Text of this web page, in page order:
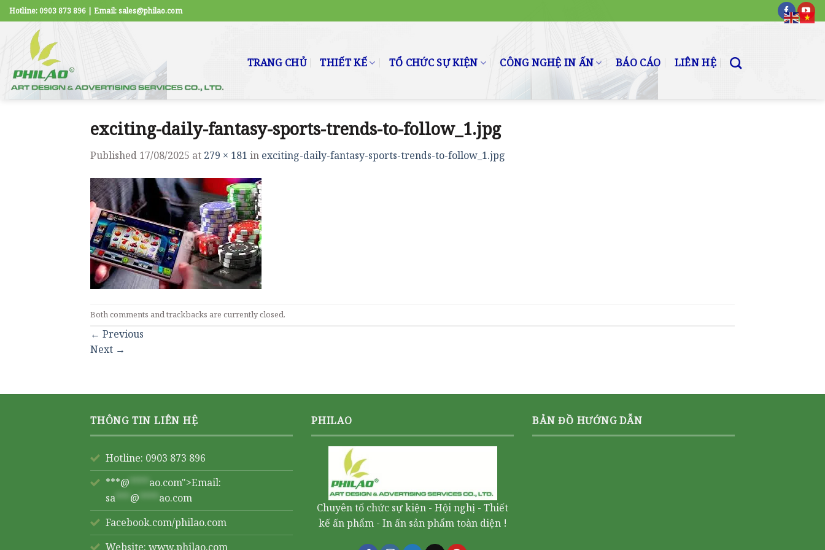
Skip
to
content
Hotline: 0903 873 896 | Email: sales@philao.com
TRANG CHỦ THIẾT KẾ TỔ CHỨC SỰ KIỆN CÔNG NGHỆ IN ẤN BÁO CÁO LIÊN HỆ
exciting-daily-fantasy-sports-trends-to-follow_1.jpg
Published 17/08/2025 at 279 × 181 in exciting-daily-fantasy-sports-trends-to-follow_1.jpg
Both comments and trackbacks are currently closed.
← Previous
Next →
THÔNG TIN LIÊN HỆ
Hotline: 0903 873 896
***@ **** ao.com">Email:
sa *** @ **** ao.com
Facebook.com/philao.com
Website: www.philao.com
PHILAO
Chuyên tổ chức sự kiện - Hội nghị - Thiết
kế ấn phẩm - In ấn sản phẩm toàn diện !
BẢN ĐỒ HƯỚNG DẪN